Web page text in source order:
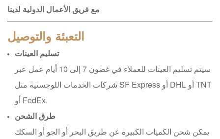
مع فريق الأعمال الدولية لدينا
التعبئة والتوصيل
تسليم العينات
سيتم تسليم العينات للعملاء في غضون 7 إلى 10 أيام عمل عبر
شركات الخدمات اللوجستية مثل SF Express أو DHL أو TNT
أو FedEx.
طرق الشحن
يمكن شحن الكميات الكبيرة عن طريق البحر أو الجو أو السكك